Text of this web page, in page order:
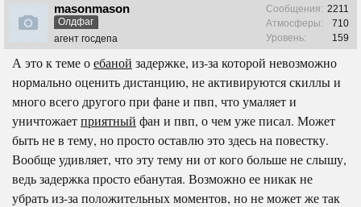
masonmason
Олдфаг
агент госдепа
Сообщения: 2211
Атмосферы:
710
Уровень:
159
А это к теме оебаной задержке, из-за которой невозможно
нормально оценить дистанцию, не активируются скиллы и
много всего другого при фане и пвп, что умаляет и
уничтожаетприятный фан и пвп, о чем уже писал. Может
быть не в тему, но просто оставлю это здесь на повестку.
Вообще удивляет, что эту тему ни от кого больше не слышу,
ведь задержка просто ебанутая. Возможно ее никак не
убрать из-за положительных моментов, но не может же так